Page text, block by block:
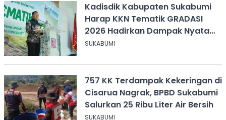
Kadisdik Kabupaten Sukabumi
Harap KKN Tematik GRADASI
2026 Hadirkan Dampak Nyata
bagi Masyarakat
SUKABUMI
757 KK Terdampak Kekeringan di
Cisarua Nagrak, BPBD Sukabumi
Salurkan 25 Ribu Liter Air Bersih
SUKABUMI